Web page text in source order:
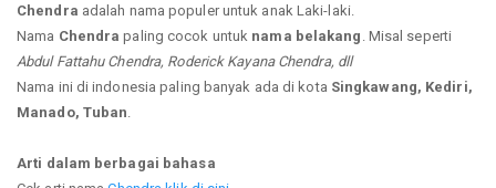
Chendra adalah nama populer untuk anak Laki-laki.
Nama Chendra paling cocok untuk nama belakang . Misal seperti
Abdul Fattahu Chendra, Roderick Kayana Chendra, dll
Nama ini di indonesia paling banyak ada di kota Singkawang, Kediri,
Manado, Tuban
Arti dalam berbagai bahasa